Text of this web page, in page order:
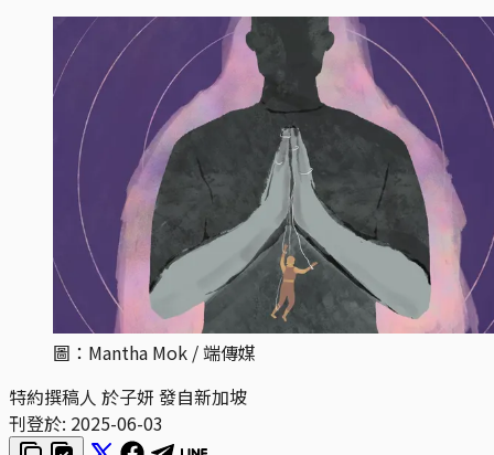
圖：Mantha Mok / 端傳媒
特約撰稿人 於子妍 發自新加坡
刊登於: 2025-06-03